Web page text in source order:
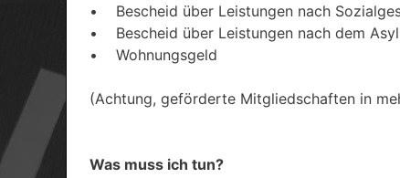
• Bescheid über Leistungen nach
• Bescheid über Leistungen nach dem
• Wohnungsgeld
(Achtung, geförderte Mitgliedschaften in
Was muss ich tun?